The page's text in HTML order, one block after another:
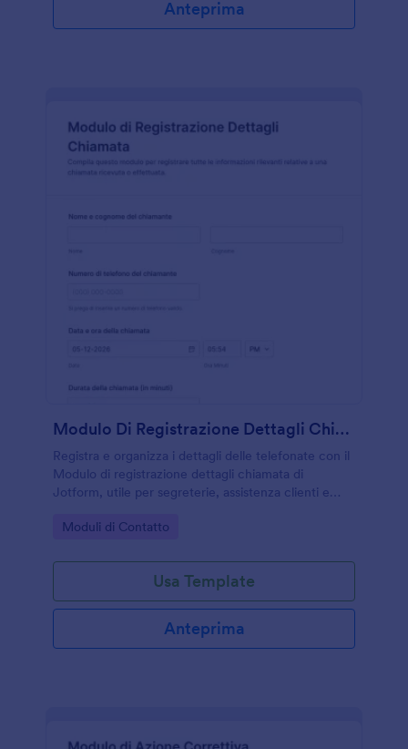
Anteprima
Modulo Di Registrazione Dettagli Chiamata
Registra e organizza i dettagli delle telefonate con il
Modulo di registrazione dettagli chiamata di
Jotform, utile per segreterie, assistenza clienti e
dati e la tracciabilità dei contatti.
Go to Category:
Moduli di Contatto
Usa Template
Anteprima